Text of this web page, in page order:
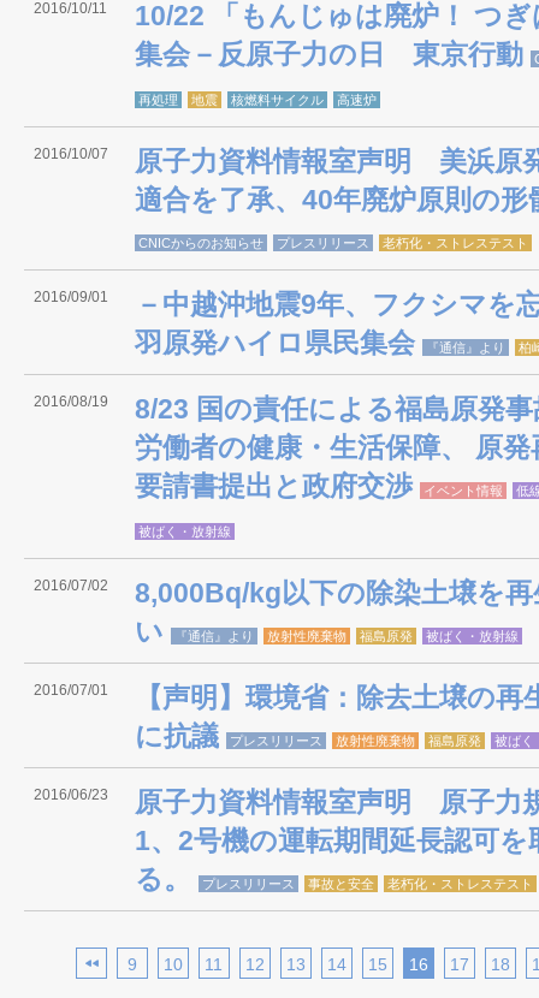
2016/10/11
10/22 「もんじゅは廃炉！ つ
集会－反原子力の日 東京行動
再処理 地震 核燃料サイクル 高速炉
2016/10/07
原子力資料情報室声明 美浜原
適合を了承、40年廃炉原則の
CNICからのお知らせ プレスリリース 老朽化・ストレステスト
2016/09/01
－中越沖地震9年、フクシマを
羽原発ハイロ県民集会
『通信』より 柏
2016/08/19
8/23 国の責任による福島原発
労働者の健康・生活保障、 原
要請書提出と政府交渉
イベント情報 低
被ばく・放射線
2016/07/02
8,000Bq/kg以下の除染土壌を
い
『通信』より 放射性廃棄物 福島原発 被ばく・放射線
2016/07/01
【声明】環境省：除去土壌の
に抗議
プレスリリース 放射性廃棄物 福島原発 被ばく
2016/06/23
原子力資料情報室声明 原子力
1、2号機の運転期間延長認可
る。
プレスリリース 事故と安全 老朽化・ストレステスト
9 10 11 12 13 14 15 16 17 18